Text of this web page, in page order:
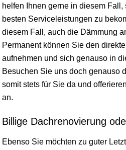
helfen Ihnen gerne in diesem
besten Serviceleistungen zu
diesem Fall, auch die Dämmung
Permanent können Sie den
aufnehmen und sich genauso in
Besuchen Sie uns doch genauso
somit stets für Sie da und
an.
Billige Dachrenovierung
Ebenso Sie möchten zu guter